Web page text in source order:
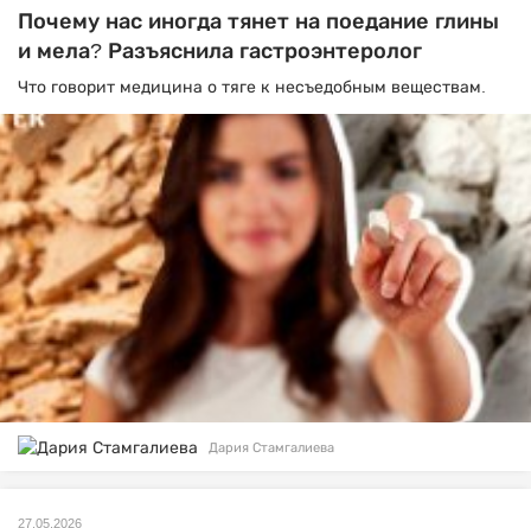
Почему нас иногда тянет на поедание глины
и мела? Разъяснила гастроэнтеролог
Что говорит медицина о тяге к несъедобным веществам.
Дария Стамгалиева
27.05.2026